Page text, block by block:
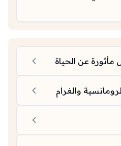
مأثورة عن الحياة
والغرام